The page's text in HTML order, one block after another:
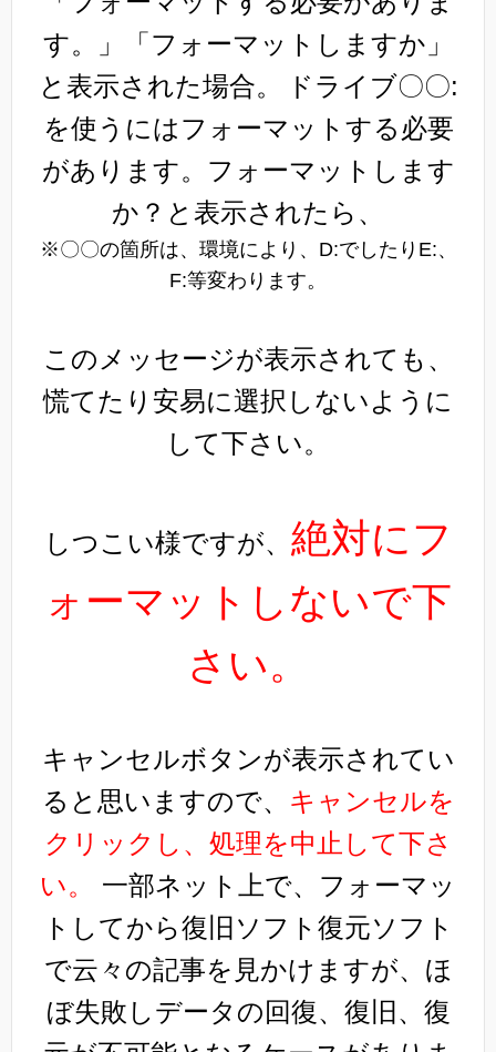
す。」「フォーマットしますか」
と表示された場合。
ドライブ〇〇:
を使うにはフォーマットする必要
があります。フォーマットします
か？と表示されたら、
※〇〇の箇所は、環境により、D:でしたりE:、
F:等変わります。
このメッセージが表示されても、
慌てたり安易に選択しないように
して下さい。
しつこい様ですが、 絶対にフ
ォーマットしないで下
さい。
キャンセルボタンが表示されてい
ると思いますので、 キャンセルを
クリックし、処理を中止して下さ
い。
一部ネット上で、フォーマッ
トしてから復旧ソフト復元ソフト
で云々の記事を見かけますが、ほ
ぼ失敗しデータの回復、復旧、復